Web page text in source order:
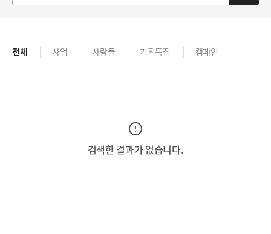
전체 사업 사람들 기획특집 캠페인
검색한 결과가 없습니다.